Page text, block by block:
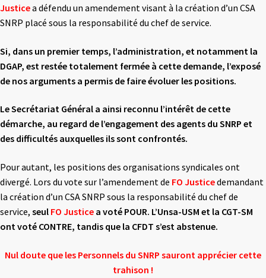
Justicea défendu un amendement visant à la création d’un CSA
SNRP placé sous la responsabilité du chef de service.
Si, dans un premier temps, l’administration, et notamment la
DGAP, est restée totalement fermée à cette demande, l’exposé
de nos arguments a permis de faire évoluer les positions.
Le Secrétariat Général a ainsi reconnu l’intérêt de cette
démarche, au regard de l’engagement des agents du SNRP et
des difficultés auxquelles ils sont confrontés.
Pour autant, les positions des organisations syndicales ont
divergé. Lors du vote sur l’amendement de FO Justicedemandant
la création d’un CSA SNRP sous la responsabilité du chef de
service, seul FO Justice a voté POUR. L’Unsa-USM et la CGT-SM
ont voté CONTRE, tandis que la CFDT s’est abstenue.
Nul doute que les Personnels du SNRP sauront apprécier cette
trahison !